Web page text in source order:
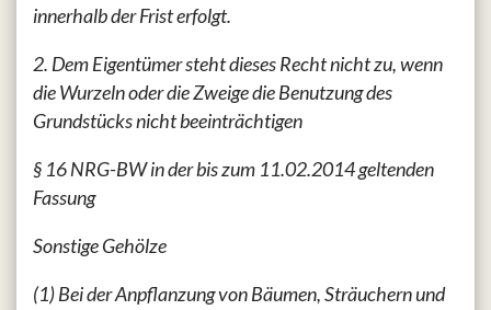
innerhalb der Frist erfolgt.
2. Dem Eigentümer steht dieses Recht nicht zu, wenn
die Wurzeln oder die Zweige die Benutzung des
Grundstücks nicht beeinträchtigen
§ 16 NRG-BW in der bis zum 11.02.2014 geltenden
Fassung
Sonstige Gehölze
(1) Bei der Anpflanzung von Bäumen, Sträuchern und